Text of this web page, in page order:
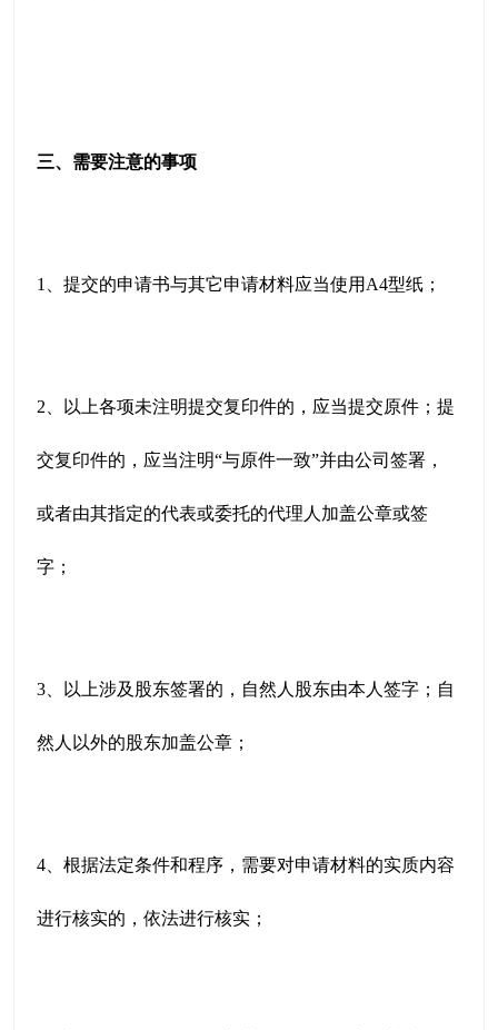
三、需要注意的事项
1、提交的申请书与其它申请材料应当使用A4型纸；
2、以上各项未注明提交复印件的，应当提交原件；提
交复印件的，应当注明“与原件一致”并由公司签署，
或者由其指定的代表或委托的代理人加盖公章或签
字；
3、以上涉及股东签署的，自然人股东由本人签字；自
然人以外的股东加盖公章；
4、根据法定条件和程序，需要对申请材料的实质内容
进行核实的，依法进行核实；